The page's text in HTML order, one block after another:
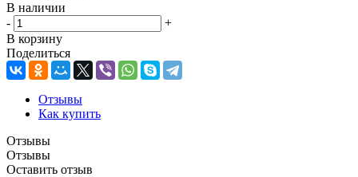
В наличии
-
+
В корзину
Поделиться
Отзывы
Как купить
Отзывы
Отзывы
Оставить отзыв